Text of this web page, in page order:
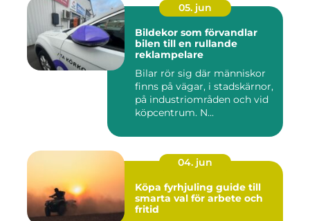
05. jun
Bildekor som förvandlar
bilen till en rullande
reklampelare
Bilar rör sig där människor
finns på vägar, i stadskärnor,
på industriområden och vid
köpcentrum. N...
04. jun
Köpa fyrhjuling guide till
smarta val för arbete och
fritid